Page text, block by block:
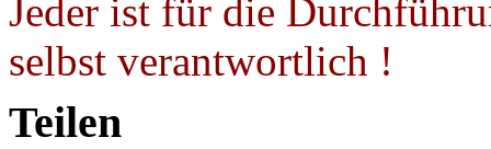
Jeder ist für die
selbst verantwortlich !
Teilen